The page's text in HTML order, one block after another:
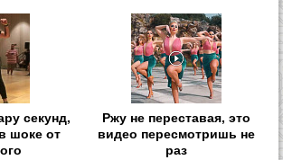
секунд,
шоке от
Ржу не переставая, это
видео пересмотришь не
раз